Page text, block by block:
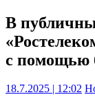
В
с помощью
18.7.2025 | 12:02